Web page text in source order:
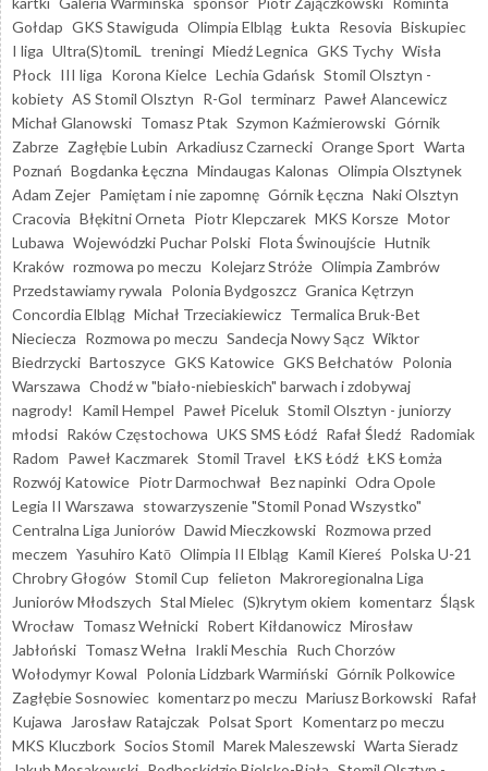
Gołdap GKS Stawiguda Olimpia Elbląg Łukta Resovia Biskupiec
I liga Ultra(S)tomiL treningi Miedź Legnica GKS Tychy Wisła
Płock III liga Korona Kielce Lechia Gdańsk Stomil Olsztyn -
kobiety AS Stomil Olsztyn R-Gol terminarz Paweł Alancewicz
Michał Glanowski Tomasz Ptak Szymon Kaźmierowski Górnik
Zabrze Zagłębie Lubin Arkadiusz Czarnecki Orange Sport Warta
Poznań Bogdanka Łęczna Mindaugas Kalonas Olimpia Olsztynek
Adam Zejer Pamiętam i nie zapomnę Górnik Łęczna Naki Olsztyn
Cracovia Błękitni Orneta Piotr Klepczarek MKS Korsze Motor
Lubawa Wojewódzki Puchar Polski Flota Świnoujście Hutnik
Kraków rozmowa po meczu Kolejarz Stróże Olimpia Zambrów
Przedstawiamy rywala Polonia Bydgoszcz Granica Kętrzyn
Concordia Elbląg Michał Trzeciakiewicz Termalica Bruk-Bet
Nieciecza Rozmowa po meczu Sandecja Nowy Sącz Wiktor
Biedrzycki Bartoszyce GKS Katowice GKS Bełchatów Polonia
Warszawa Chodź w "biało-niebieskich" barwach i zdobywaj
nagrody!
Kamil Hempel Paweł Piceluk Stomil Olsztyn - juniorzy
młodsi Raków Częstochowa UKS SMS Łódź Rafał Śledź Radomiak
Radom Paweł Kaczmarek Stomil Travel ŁKS Łódź ŁKS Łomża
Rozwój Katowice Piotr Darmochwał Bez napinki Odra Opole
Legia II Warszawa stowarzyszenie "Stomil Ponad Wszystko"
Centralna Liga Juniorów Dawid Mieczkowski Rozmowa przed
meczem Yasuhiro Katō Olimpia II Elbląg Kamil Kiereś Polska U-21
Chrobry Głogów Stomil Cup felieton Makroregionalna Liga
Juniorów Młodszych Stal Mielec (S)krytym okiem komentarz Śląsk
Wrocław Tomasz Wełnicki Robert Kiłdanowicz Mirosław
Jabłoński Tomasz Wełna Irakli Meschia Ruch Chorzów
Wołodymyr Kowal Polonia Lidzbark Warmiński Górnik Polkowice
Zagłębie Sosnowiec komentarz po meczu Mariusz Borkowski Rafał
Kujawa
Jarosław Ratajczak Polsat Sport Komentarz po meczu
MKS Kluczbork Socios Stomil Marek Maleszewski Warta Sieradz